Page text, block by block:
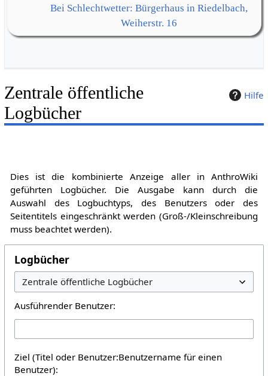
Bei Schlechtwetter: Bürgerhaus in Riedelbach,
Weiherstr. 16
Hilfe
Zentrale öffentliche
Logbücher
Dies ist die kombinierte Anzeige aller in AnthroWiki
geführten Logbücher. Die Ausgabe kann durch die
Auswahl des Logbuchtyps, des Benutzers oder des
Seitentitels eingeschränkt werden (Groß-/Kleinschreibung
muss beachtet werden).
Logbücher
Ausführender Benutzer:
Ziel (Titel oder Benutzer:Benutzername für einen
Benutzer):